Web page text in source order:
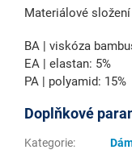
Materiálové
BA | viskóza
EA | elastan: 5%
PA | polyamid: 15%
Doplňkové
Kategorie: